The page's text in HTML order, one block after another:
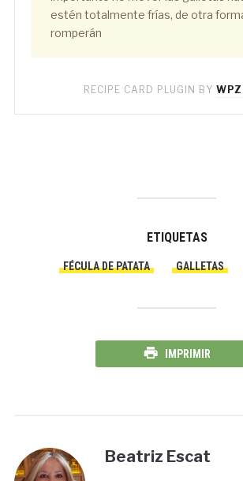
estén totalmente frías, de otra
romperán
RECIPE CARD PLUGIN BY
ETIQUETAS
FÉCULA DE PATATA GALLETAS
IMPRIMIR
Beatriz Escat